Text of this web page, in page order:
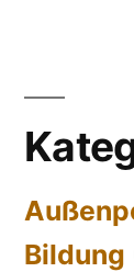
Bildung